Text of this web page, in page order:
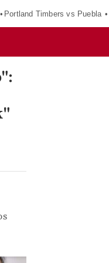
Portland Timbers vs Puebla